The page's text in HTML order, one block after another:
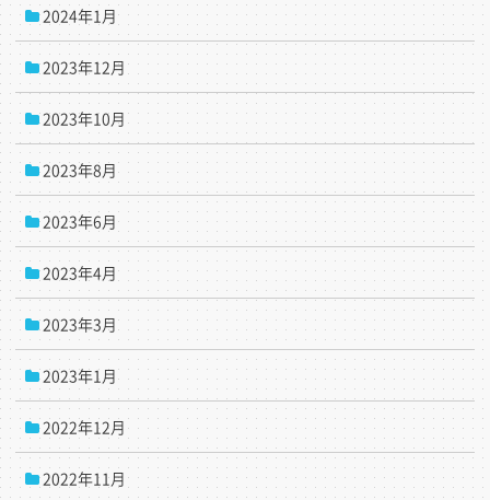
2024年1月
2023年12月
2023年10月
2023年8月
2023年6月
2023年4月
2023年3月
2023年1月
2022年12月
2022年11月